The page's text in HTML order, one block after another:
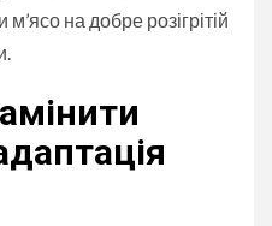
на добре розігрітій